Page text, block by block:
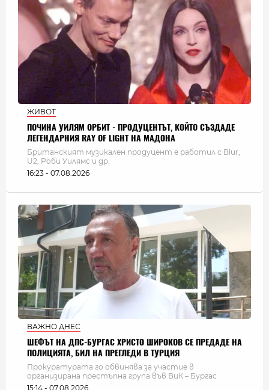
ЖИВОТ
ПОЧИНА УИЛЯМ ОРБИТ - ПРОДУЦЕНТЪТ, КОЙТО СЪЗДАДЕ
ЛЕГЕНДАРНИЯ RAY OF LIGHT НА МАДОНА
Британският музикален продуцент е работил с Blur,
U2, Роби Уилямс и др.
16:23 - 07.08.2026
ВАЖНО ДНЕС
ШЕФЪТ НА ДПС-БУРГАС ХРИСТО ШИРОКОВ СЕ ПРЕДАДЕ НА
ПОЛИЦИЯТА, БИЛ НА ПРЕГЛЕДИ В ТУРЦИЯ
Прокуратурата го обвинява за участие в
организирана престъпна група във ВиК – Бургас
15:14 - 07.08.2026